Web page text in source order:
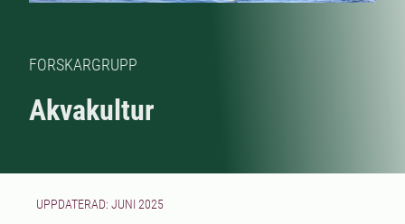
FORSKARGRUPP
Akvakultur
UPPDATERAD: JUNI 2025